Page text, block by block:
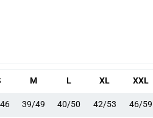
M L XL XXL
39/49 40/50 42/53 46/59